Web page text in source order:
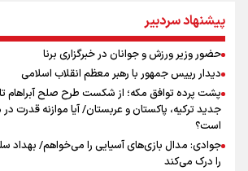
است/ انسجام اجتماعی و حضور مردم مهمترین عامل
محاسبات دشمنان
"ثبات" حلقه مفقوده فوتبال ایران در فصل نقل‌وانتقالات
ونس: در حال کار بر روی ایجاد یک سیستم ناوبری
علی‌نژاد در مراسم انجمن ورزشی نویسان در روز
در سال گذشته تا به امروز اتفاقات بزرگی را رقم زدند
نشست استاندار فارس با خبرنگاران
پیشنهاد سردبیر
حضور وزیر ورزش و جوانان در خبرگزاری برنا
دیدار رییس جمهور با رهبر معظم انقلاب اسلامی
پشت پرده توافق مکه؛ از شکست طرح صلح آبراهام
جدید ترکیه، پاکستان و عربستان/ آیا موازنه قدرت
است؟
جوادی: مدال بازی‌های آسیایی را می‌خواهم/ بهداد
را درک می‌کند